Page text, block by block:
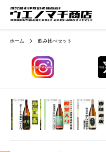
ホーム 飲み比べセット